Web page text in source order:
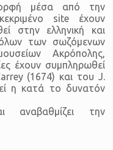
μέσα από την
site έχουν
στην ελληνική και
των σωζόμενων
Ακρόπολης,
έχουν συμπληρωθεί
(1674) και του J.
η κατά το δυνατόν
αναβαθμίζει την